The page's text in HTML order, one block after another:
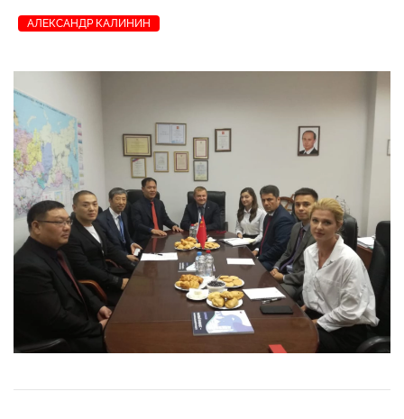
АЛЕКСАНДР КАЛИНИН